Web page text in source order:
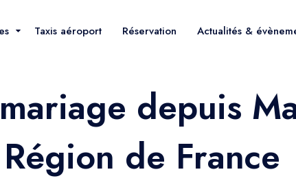
Taxis aéroport Réservation Actualités &
depuis
Région de France